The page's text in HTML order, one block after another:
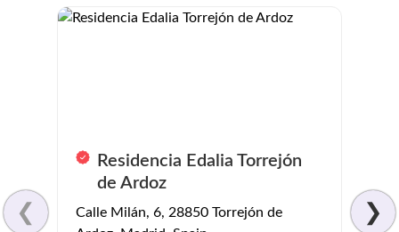
❮
Residencia Edalia Torrejón
de Ardoz
Calle Milán, 6, 28850 Torrejón de
C.
❯